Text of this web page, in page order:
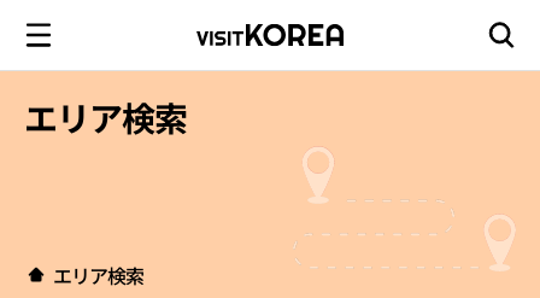
エリア検索
エリア検索